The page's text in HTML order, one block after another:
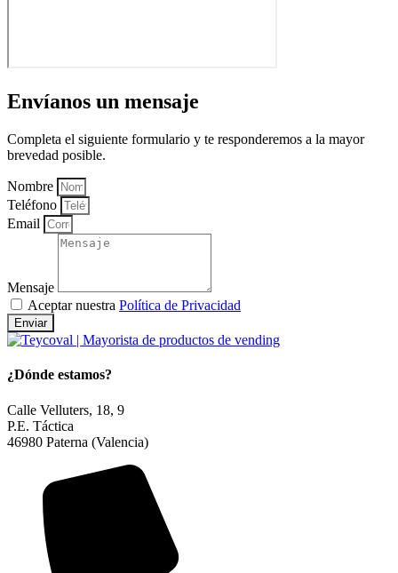
Envíanos un mensaje
Completa el siguiente formulario y te responderemos a la mayor
brevedad posible.
Nombre
Teléfono
Email
Mensaje
Aceptar nuestra Política de Privacidad
Enviar
¿Dónde estamos?
Calle Velluters, 18, 9
P.E. Táctica
46980 Paterna (Valencia)